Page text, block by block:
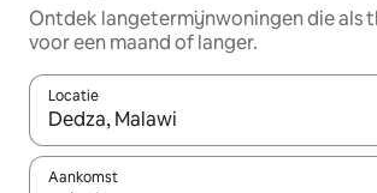
Ontdek langetermijnwoningen die als
voor een maand of langer.
Locatie
Wanneer er resultaten beschikbaar zijn,
Aankomst